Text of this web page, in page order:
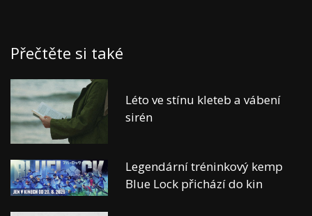
Přečtěte si také
Léto ve stínu kleteb a vábení
sirén
Legendární tréninkový kemp
Blue Lock přichází do kin